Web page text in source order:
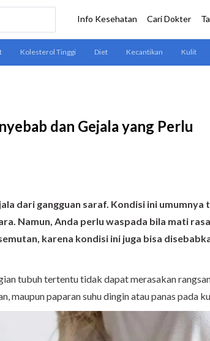
dan Gejala yang Perlu
dari gangguan saraf. Kondisi ini umumnya
Namun, Anda perlu waspada bila mati
karena kondisi ini juga bisa
tubuh tertentu tidak dapat merasakan
maupun paparan suhu dingin atau panas pada